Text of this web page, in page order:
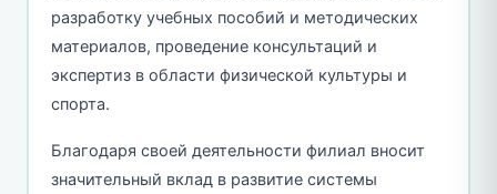
разработку учебных пособий и методических
материалов, проведение консультаций и
экспертиз в области физической культуры и
спорта.
Благодаря своей деятельности филиал вносит
значительный вклад в развитие системы